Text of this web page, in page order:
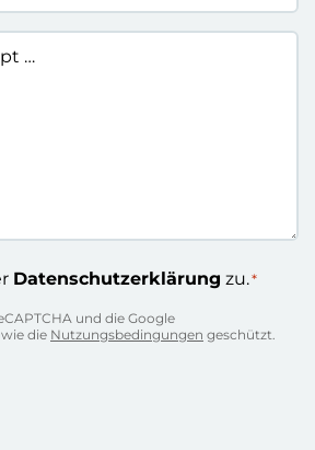
Datenschutzerklärung zu.*
und die Google
die Nutzungsbedingungen geschützt.